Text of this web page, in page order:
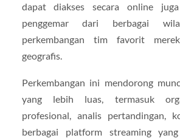
dapat diakses secara online juga
penggemar dari berbagai
perkembangan tim favorit
geografis.
Perkembangan ini mendorong
yang lebih luas, termasuk
profesional, analis pertandingan,
berbagai platform streaming